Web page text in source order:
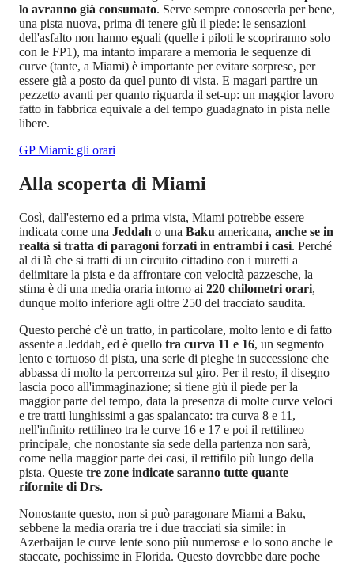
lo avranno già consumato. Serve sempre conoscerla per bene,
una pista nuova, prima di tenere giù il piede: le sensazioni
dell'asfalto non hanno eguali (quelle i piloti le scopriranno solo
con le FP1), ma intanto imparare a memoria le sequenze di
curve (tante, a Miami) è importante per evitare sorprese, per
essere già a posto da quel punto di vista. E magari partire un
pezzetto avanti per quanto riguarda il set-up: un maggior lavoro
fatto in fabbrica equivale a del tempo guadagnato in pista nelle
libere.
GP Miami: gli orari
Alla scoperta di Miami
Così, dall'esterno ed a prima vista, Miami potrebbe essere
indicata come una Jeddah o una Baku americana, anche se in
realtà si tratta di paragoni forzati in entrambi i casi. Perché
al di là che si tratti di un circuito cittadino con i muretti a
delimitare la pista e da affrontare con velocità pazzesche, la
stima è di una media oraria intorno ai 220 chilometri orari,
dunque molto inferiore agli oltre 250 del tracciato saudita.
Questo perché c'è un tratto, in particolare, molto lento e di fatto
assente a Jeddah, ed è quello tra curva 11 e 16, un segmento
lento e tortuoso di pista, una serie di pieghe in successione che
abbassa di molto la percorrenza sul giro. Per il resto, il disegno
lascia poco all'immaginazione; si tiene giù il piede per la
maggior parte del tempo, data la presenza di molte curve veloci
e tre tratti lunghissimi a gas spalancato: tra curva 8 e 11,
nell'infinito rettilineo tra le curve 16 e 17 e poi il rettilineo
principale, che nonostante sia sede della partenza non sarà,
come nella maggior parte dei casi, il rettifilo più lungo della
pista. Queste tre zone indicate saranno tutte quante
rifornite di Drs.
Nonostante questo, non si può paragonare Miami a Baku,
sebbene la media oraria tre i due tracciati sia simile: in
Azerbaijan le curve lente sono più numerose e lo sono anche le
staccate, pochissime in Florida. Questo dovrebbe dare poche